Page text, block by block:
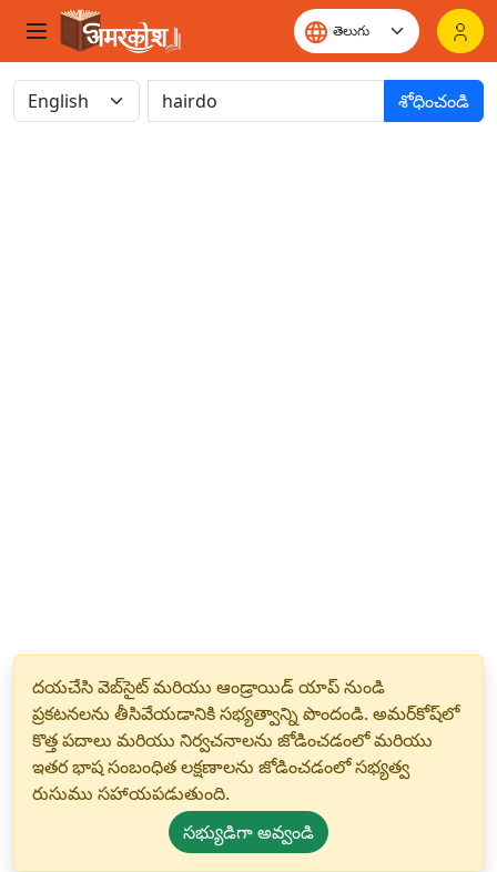
శోధించండి
దయచేసి వెబ్‌సైట్ మరియు ఆండ్రాయిడ్ యాప్ నుండి
ప్రకటనలను తీసివేయడానికి సభ్యత్వాన్ని పొందండి. అమర్‌కోష్‌లో
కొత్త పదాలు మరియు నిర్వచనాలను జోడించడంలో మరియు
ఇతర భాష సంబంధిత లక్షణాలను జోడించడంలో సభ్యత్వ
రుసుము సహాయపడుతుంది.
సభ్యుడిగా అవ్వండి